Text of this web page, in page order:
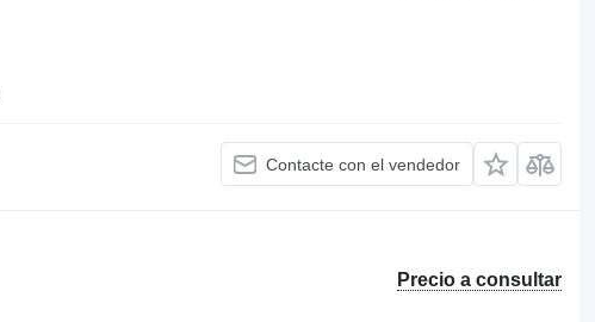
Contacte con el vendedor
Precio a consultar